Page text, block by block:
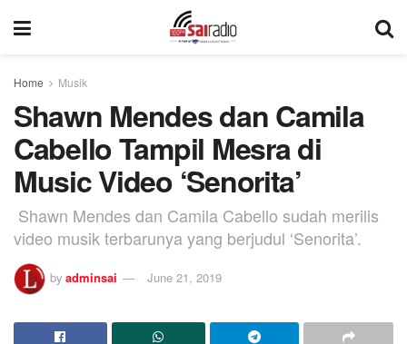
Home Musik
Shawn Mendes dan Camila
Cabello Tampil Mesra di
Music Video ‘Senorita’
Shawn Mendes dan Camila Cabello sudah merilis
video musik terbarunya yang berjudul ‘Senorita’.
by adminsai June 21, 2019